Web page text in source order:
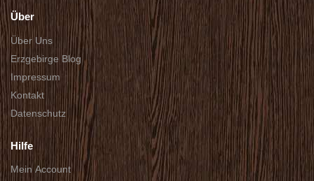
Über
Über Uns
Erzgebirge Blog
Impressum
Kontakt
Datenschutz
Hilfe
Mein Account